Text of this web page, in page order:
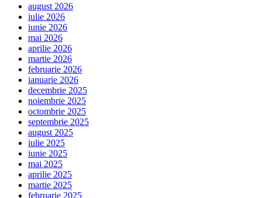
august 2026
iulie 2026
iunie 2026
mai 2026
aprilie 2026
martie 2026
februarie 2026
ianuarie 2026
decembrie 2025
noiembrie 2025
octombrie 2025
septembrie 2025
august 2025
iulie 2025
iunie 2025
mai 2025
aprilie 2025
martie 2025
februarie 2025